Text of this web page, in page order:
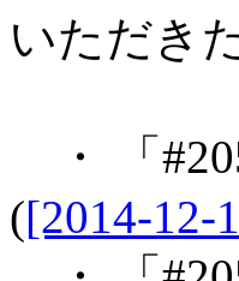
いただき
・ 「
([2014-12-